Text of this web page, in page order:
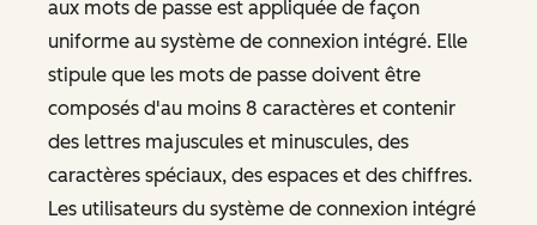
aux mots de passe est appliquée de façon
uniforme au système de connexion intégré. Elle
stipule que les mots de passe doivent être
composés d'au moins 8 caractères et contenir
des lettres majuscules et minuscules, des
caractères spéciaux, des espaces et des chiffres.
Les utilisateurs du système de connexion intégré